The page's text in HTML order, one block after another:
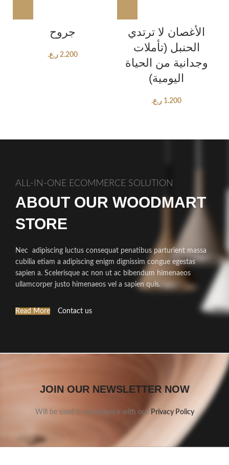
جروح
2.200 ر.ع.
الأغصان لا ترتدي
الحنبل (تأملات
وجدانیة من الحیاة
الیومیة)
1.200 ر.ع.
ALL-IN-ONE ECOMMERCE SOLUTION
ABOUT OUR WOODMART
STORE
Nec adipiscing luctus consequat penatibus parturient massa
cubilia etiam a adipiscing enigm dignissim congue egestas
sapien a. Scelerisque ac non ut ac bibendum himenaeos
ullamcorper justo himenaeos vel a sapien quis.
Read More Contact us
JOIN OUR NEWSLETTER NOW
Will be used in accordance with our Privacy Policy